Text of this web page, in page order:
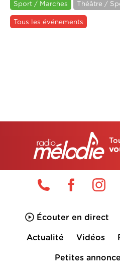
Sport / Marches Théâtre /
Tous les événements
Écouter en direct
Actualité Vidéos
Petites